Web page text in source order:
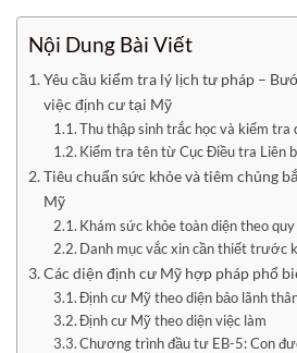
Nội Dung Bài Viết
Yêu cầu kiểm tra lý lịch tư pháp –
việc định cư tại Mỹ
Thu thập sinh trắc học và kiểm tra
Kiểm tra tên từ Cục Điều tra Liên
Tiêu chuẩn sức khỏe và tiêm chủng
Mỹ
Khám sức khỏe toàn diện theo quy
Danh mục vắc xin cần thiết trước
Các diện định cư Mỹ hợp pháp phổ
Định cư Mỹ theo diện bảo lãnh
Định cư Mỹ theo diện việc làm
Chương trình đầu tư EB-5: Con